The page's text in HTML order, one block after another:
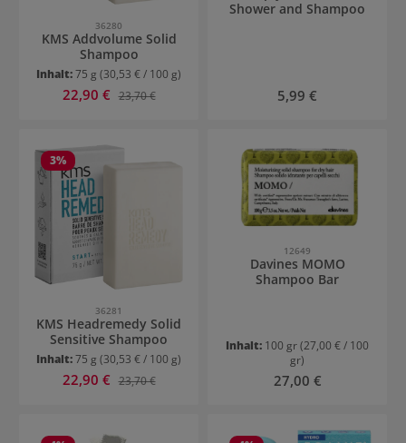
36280
KMS Addvolume Solid
Shampoo
Inhalt:75 g (30,53 € / 100 g)
Verkaufspreis:
22,90 € Regulärer Preis:
23,70 €
Shower and Shampoo
Regulärer Preis:
5,99 €
3%
36281
KMS Headremedy Solid
Sensitive Shampoo
Inhalt:75 g (30,53 € / 100 g)
Verkaufspreis:
22,90 € Regulärer Preis:
23,70 €
12649
Davines MOMO
Shampoo Bar
Inhalt: 100 gr(27,00 € / 100
gr)
Regulärer Preis:
27,00 €